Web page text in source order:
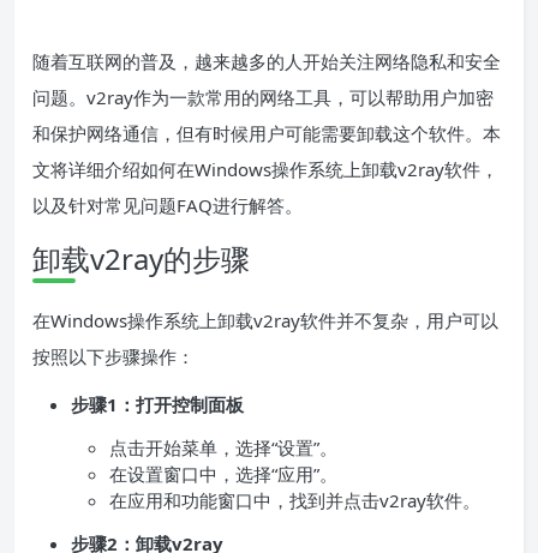
随着互联网的普及，越来越多的人开始关注网络隐私和安全
问题。v2ray作为一款常用的网络工具，可以帮助用户加密
和保护网络通信，但有时候用户可能需要卸载这个软件。本
文将详细介绍如何在Windows操作系统上卸载v2ray软件，
以及针对常见问题FAQ进行解答。
卸载v2ray的步骤
在Windows操作系统上卸载v2ray软件并不复杂，用户可以
按照以下步骤操作：
步骤1：打开控制面板
点击开始菜单，选择“设置”。
在设置窗口中，选择“应用”。
在应用和功能窗口中，找到并点击v2ray软件。
步骤2：卸载v2ray